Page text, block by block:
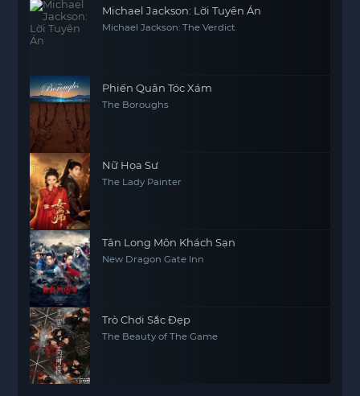
Michael Jackson: Lời Tuyên Án
Michael Jackson: The Verdict
Phiến Quân Tóc Xám
The Boroughs
Nữ Họa Sư
The Lady Painter
Tân Long Môn Khách Sạn
New Dragon Gate Inn
Trò Chơi Sắc Đẹp
The Beauty of The Game